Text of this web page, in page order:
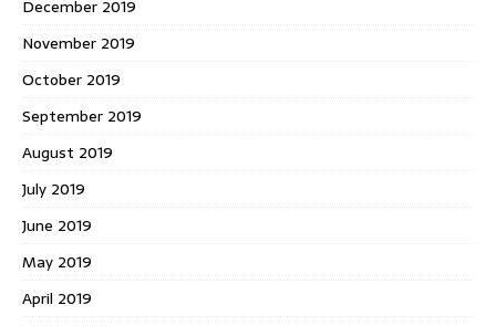
December 2019
November 2019
October 2019
September 2019
August 2019
July 2019
June 2019
May 2019
April 2019